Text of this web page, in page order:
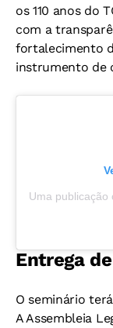
os 110 anos do
com a
fortalecimento
instrumento de
Entrega
O seminário
A Assembleia